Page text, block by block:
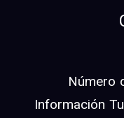
Número
Información